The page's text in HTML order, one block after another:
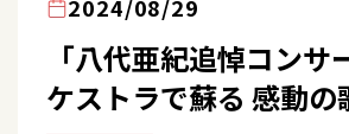
2024/08/29
「八代亜紀追悼コンサ
ケストラで蘇る 感動の